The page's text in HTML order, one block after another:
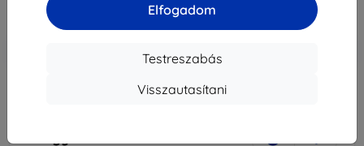
Elfogadom
Testreszabás
Visszautasítani
Ár ÁFA nelkül